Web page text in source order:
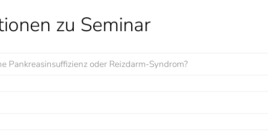
zu Seminar